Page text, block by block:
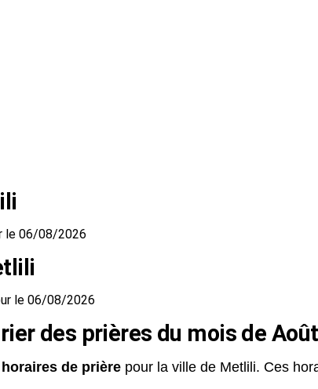
le 06/08/2026
le 06/08/2026
des prières du mois de
horaires de prière pour la ville de Metlili. Ces